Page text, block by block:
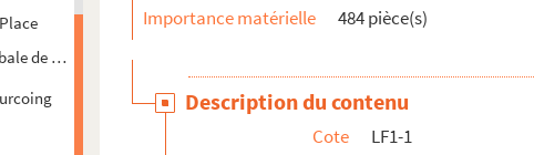
de Hénin et de sa femme, église de Sebourg
Importance matérielle
484 pièce(s)
Description du contenu
Cote
LF1-1